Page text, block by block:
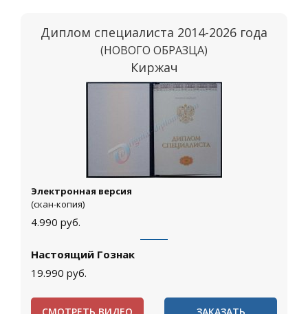
Диплом специалиста 2014-2026 года
(НОВОГО ОБРАЗЦА)
Киржач
Электронная версия
(скан-копия)
4.990 руб.
Настоящий Гознак
19.990 руб.